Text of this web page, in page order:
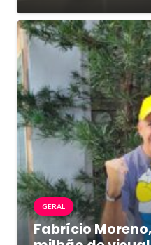
GERAL
Fabrício